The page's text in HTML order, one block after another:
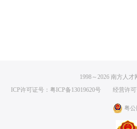
1998～ 2026 南方人才
ICP许可证号：粤ICP备13019620号经营许可证
粤公